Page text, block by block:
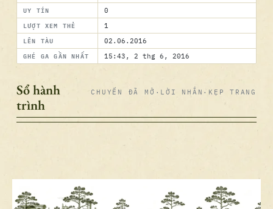
UY TÍN 0
LƯỢT XEM THẺ 1
LÊN TÀU 02.06.2016
GHÉ GA GẦN NHẤT 15:43, 2 thg 6, 2016
Sổ hành
trình
CHUYẾN ĐÃ MỞ · LỜI NHẮN · KẸP TRANG